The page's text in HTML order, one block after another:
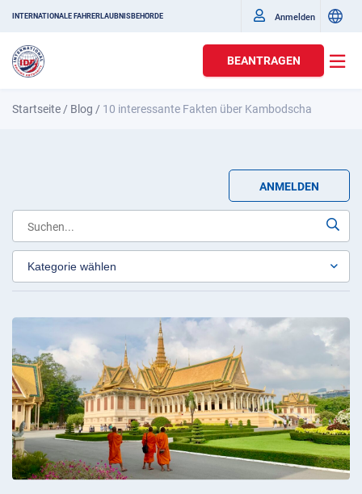
INTERNATIONALE FAHRERLAUBNISBEHÖRDE Anmelden
BEANTRAGEN
Startseite / Blog / 10 interessante Fakten über Kambodscha
ANMELDEN